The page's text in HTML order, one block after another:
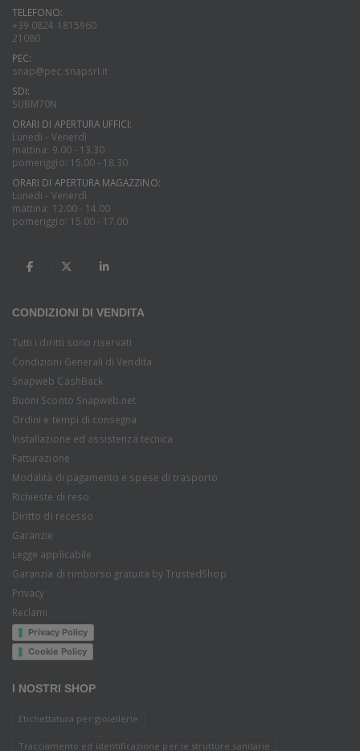
TELEFONO:
+39 0824 1815960
21080
PEC:
snap@pec.snapsrl.it
SDI:
SUBM70N
ORARI DI APERTURA UFFICI:
Lunedi - Venerdì
mattina: 9.00 - 13.30
pomeriggio: 15.00 - 18.30
ORARI DI APERTURA MAGAZZINO:
Lunedi - Venerdì
mattina: 12.00 - 14.00
pomeriggio: 15.00 - 17.00
CONDIZIONI DI VENDITA
Tutti i diritti sono riservati
Condizioni Generali di Vendita
Snapweb CashBack
Buoni Sconto Snapweb.net
Ordini e tempi di consegna
Installazione ed assistenza tecnica
Fatturazione
Modalità di pagamento e spese di trasporto
Richieste di reso
Diritto di recesso
Garanzie
Legge applicabile
Garanzia di rimborso gratuita by TrustedShop
Privacy
Reclami
Privacy Policy
Cookie Policy
I NOSTRI SHOP
Etichettatura per gioiellerie
Tracciamento ed identificazione per le strutture sanitarie